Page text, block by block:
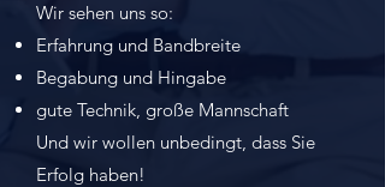
Wir sehen uns so:
Erfahrung und Bandbreite
Begabung und Hingabe
gute Technik, große Mannschaft
Und wir wollen unbedingt, dass Sie
Erfolg haben!